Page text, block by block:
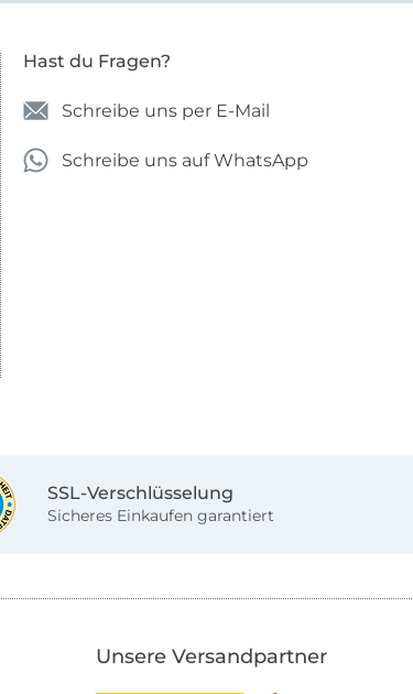
Hast du Fragen?
Schreibe uns per E-Mail
Schreibe uns auf WhatsApp
SSL-Verschlüsselung
Sicheres Einkaufen garantiert
Unsere Versandpartner